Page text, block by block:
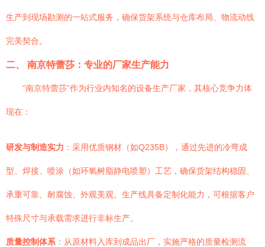
生产到现场勘测的一站式服务，确保货架系统与仓库布局、物流动线
完美契合。
二、 南京特蕾莎：专业的厂家生产能力
“南京特蕾莎”作为行业内知名的设备生产厂家，其核心竞争力体
现在：
研发与制造实力 ：采用优质钢材（如Q235B），通过先进的冷弯成
型、焊接、喷涂（如环氧树脂静电喷塑）工艺，确保货架结构稳固、
承重可靠、耐腐蚀、外观美观。生产线具备定制化能力，可根据客户
特殊尺寸与承载需求进行非标生产。
质量控制体系 ：从原材料入库到成品出厂，实施严格的质量检测流